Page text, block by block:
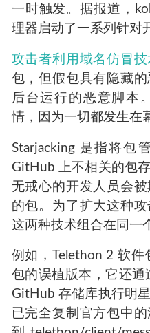
一时触发。据报道，
理器启动了一系列针对
攻击者利用域名仿冒技
包，但假包具有隐藏
后台运行的恶意脚本
情，因为一切都发生在
Starjacking 是指将包
GitHub 上不相关的包
无戒心的开发人员会
的包。为了扩大这种
这两种技术组合在同一
例如，Telethon 2 软件
包的误植版本，它还通
GitHub 存储库执行明
已完全复制官方包中